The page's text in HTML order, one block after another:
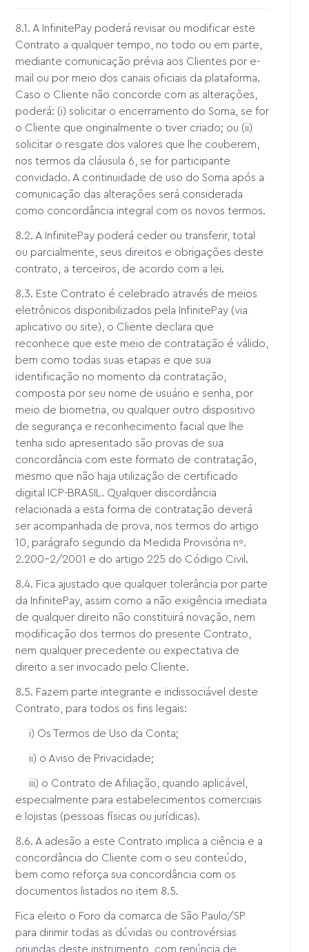
8.1. A InfinitePay poderá revisar ou modificar este
Contrato a qualquer tempo, no todo ou em parte,
mediante comunicação prévia aos Clientes por e-
mail ou por meio dos canais oficiais da plataforma.
Caso o Cliente não concorde com as alterações,
poderá: (i) solicitar o encerramento do Soma, se for
o Cliente que originalmente o tiver criado; ou (ii)
solicitar o resgate dos valores que lhe couberem,
nos termos da cláusula 6, se for participante
convidado. A continuidade de uso do Soma após a
comunicação das alterações será considerada
como concordância integral com os novos termos.
8.2. A InfinitePay poderá ceder ou transferir, total
ou parcialmente, seus direitos e obrigações deste
contrato, a terceiros, de acordo com a lei.
8.3. Este Contrato é celebrado através de meios
eletrônicos disponibilizados pela InfinitePay (via
aplicativo ou site), o Cliente declara que
reconhece que este meio de contratação é válido,
bem como todas suas etapas e que sua
identificação no momento da contratação,
composta por seu nome de usuário e senha, por
meio de biometria, ou qualquer outro dispositivo
de segurança e reconhecimento facial que lhe
tenha sido apresentado são provas de sua
concordância com este formato de contratação,
mesmo que não haja utilização de certificado
digital ICP-BRASIL. Qualquer discordância
relacionada a esta forma de contratação deverá
ser acompanhada de prova, nos termos do artigo
10, parágrafo segundo da Medida Provisória nº.
2.200-2/2001 e do artigo 225 do Código Civil.
8.4. Fica ajustado que qualquer tolerância por parte
da InfinitePay, assim como a não exigência imediata
de qualquer direito não constituirá novação, nem
modificação dos termos do presente Contrato,
nem qualquer precedente ou expectativa de
direito a ser invocado pelo Cliente.
8.5. Fazem parte integrante e indissociável deste
Contrato, para todos os fins legais:
i) Os Termos de Uso da Conta;
ii) o Aviso de Privacidade;
iii) o Contrato de Afiliação, quando aplicável,
especialmente para estabelecimentos comerciais
e lojistas (pessoas físicas ou jurídicas).
8.6. A adesão a este Contrato implica a ciência e a
concordância do Cliente com o seu conteúdo,
bem como reforça sua concordância com os
documentos listados no item 8.5.
Fica eleito o Foro da comarca de São Paulo/SP
para dirimir todas as dúvidas ou controvérsias
oriundas deste instrumento, com renúncia de